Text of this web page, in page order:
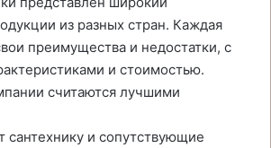
из разных стран. Каждая
преимущества и недостатки, с
и стоимостью.
считаются лучшими
сантехнику и сопутствующие